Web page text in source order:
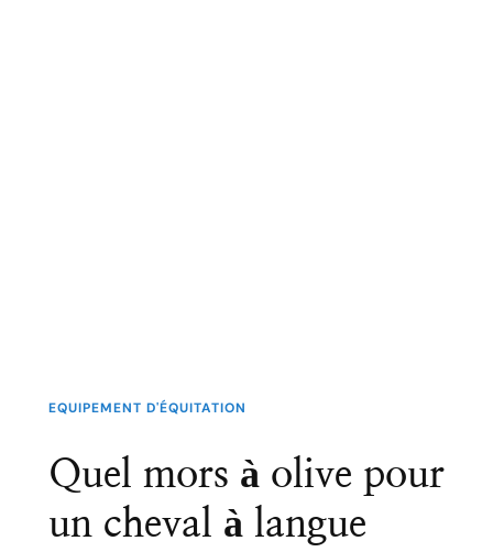
EQUIPEMENT D'ÉQUITATION
Quel mors à olive pour
un cheval à langue